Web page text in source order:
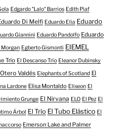
Edgardo "Lalo" Barrios Edith Piaf
Di Melfi Eduardo Elia Eduardo
Giannini Eduardo Pandolfo Eduardo
Morgan Egberto Gismonti EIEMEL
Trío El Descanso Trío Eleanor Dubinsky
Valdés Elephants of Scotland El
Lardone Elisa Montaldo Eliseon El
Grunge El Nirvana ELO El Pez El
Árbol El Trío El Tubo Elástico El
Emerson Lake and Palmer